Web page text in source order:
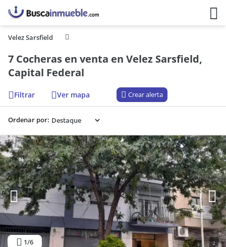
Velez Sarsfield
7 Cocheras en venta en Velez Sarsfield,
Capital Federal
Filtrar Ver mapa Crear alerta
Ordenar por:
1/6 2